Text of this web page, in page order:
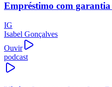
Empréstimo com
IG
Isabel Gonçalves
Ouvir
podcast